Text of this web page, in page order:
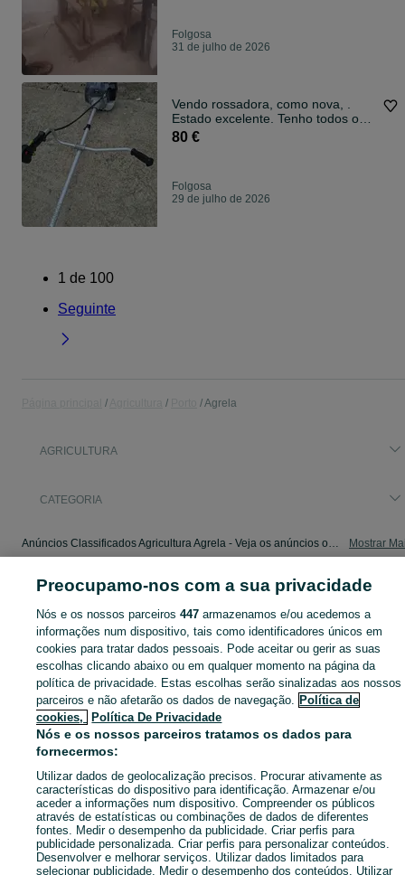
Folgosa
31 de julho de 2026
Vendo rossadora, como nova, .
Estado excelente. Tenho todos os
acessórios, aim da não usados. No
80 €
Folgosa
29 de julho de 2026
1 de 100
Seguinte
Agrela
AGRICULTURA
CATEGORIA
Anúncios Classificados Agricultura Agrela - Veja os anúncios ou publique o seu anúncio de Agricultura grátis no OLX. Mostrar
Mapa do site
Mapa das freguesias
Mapa de mini-sites
Pesquisas populares
Preocupamo-nos com a sua privacidade
Nós e os nossos parceiros447 armazenamos e/ou acedemos a
informações num dispositivo, tais como identificadores únicos em
cookies para tratar dados pessoais. Pode aceitar ou gerir as suas
escolhas clicando abaixo ou em qualquer momento na página da
política de privacidade. Estas escolhas serão sinalizadas aos nossos
parceiros e não afetarão os dados de navegação. Política de
cookies,
Política De Privacidade
Nós e os nossos parceiros tratamos os dados para
fornecermos:
Utilizar dados de geolocalização precisos. Procurar ativamente as
características do dispositivo para identificação. Armazenar e/ou
aceder a informações num dispositivo. Compreender os públicos
através de estatísticas ou combinações de dados de diferentes
fontes. Medir o desempenho da publicidade. Criar perfis para
publicidade personalizada. Criar perfis para personalizar conteúdos.
Desenvolver e melhorar serviços. Utilizar dados limitados para
selecionar publicidade. Medir o desempenho dos conteúdos. Utilizar